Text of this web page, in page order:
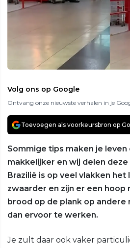
Volg ons op Google
Ontvang onze nieuwste verhalen in je
Toevoegen als voorkeursbron op
Sommige tips maken je leven
makkelijker en wij delen deze
Brazilië is op veel vlakken het
zwaarder en zijn er een hoop
brood op de plank op andere
dan ervoor te werken.
Je zult daar ook vaker